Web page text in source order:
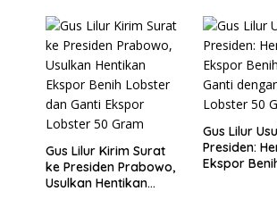
Gus Lilur Kirim Surat
ke Presiden Prabowo,
Usulkan Hentikan
Gus Lilur
Presiden:
Ekspor